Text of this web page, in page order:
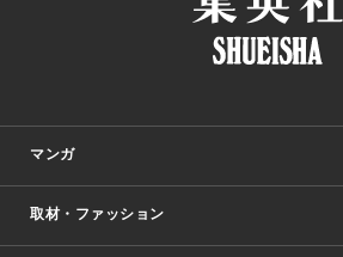
マンガ
少年マンガ
取材・ファッション